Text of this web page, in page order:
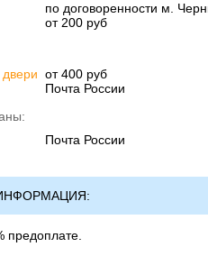
по договоренности м.
от 200 руб
двери от 400 руб
Почта России
Почта России